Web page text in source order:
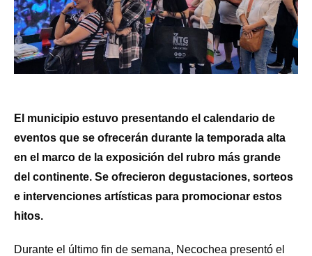
El municipio estuvo presentando el calendario de
eventos que se ofrecerán durante la temporada alta
en el marco de la exposición del rubro más grande
del continente. Se ofrecieron degustaciones, sorteos
e intervenciones artísticas para promocionar estos
hitos.
Durante el último fin de semana, Necochea presentó el